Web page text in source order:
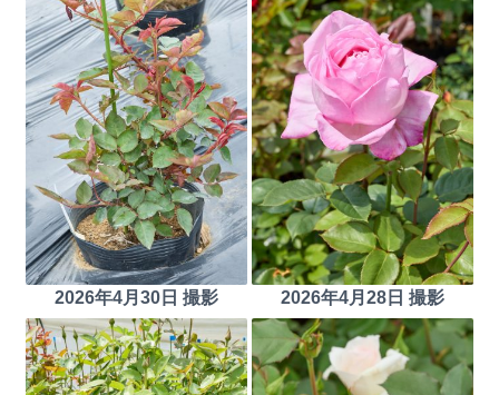
2026年4月30日 撮影 2026年4月28日 撮影